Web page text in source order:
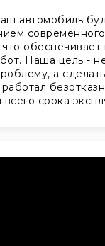
автомобиль
что обеспечивает
Наша цель -
а
срока